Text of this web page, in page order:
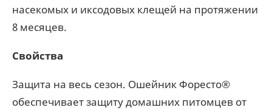
насекомых и иксодовых клещей на протяжении
8 месяцев.
Свойства
Защита на весь сезон. Ошейник Форесто®
обеспечивает защиту домашних питомцев от